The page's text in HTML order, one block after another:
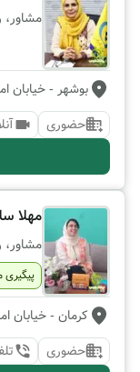
بوشهر - خیابان
حضوری
مهلا
کرمان - خیابان
حضوری